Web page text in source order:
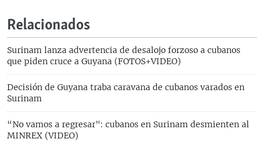
Relacionados
Surinam lanza advertencia de desalojo forzoso a cubanos
que piden cruce a Guyana (FOTOS+VIDEO)
Decisión de Guyana traba caravana de cubanos varados en
Surinam
“No vamos a regresar": cubanos en Surinam desmienten al
MINREX (VIDEO)